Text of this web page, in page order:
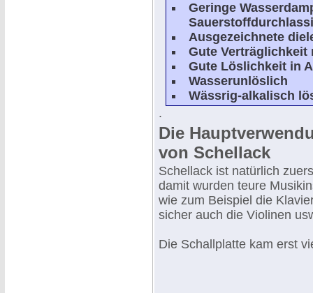
Geringe
Ausgezeichnete
Gute Verträglichkeit
Gute Löslichkeit in
Wasserunlöslich
Wässrig-alkalisch
.
Die
von Schellack
Schellack ist natürlich
damit wurden teure
wie zum Beispiel die
sicher auch die Violinen
Die Schallplatte kam erst